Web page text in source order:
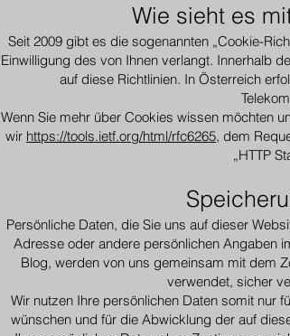
Wie sieht es
Seit 2009 gibt es die sogenannten „Cookie-
Einwilligung des von Ihnen verlangt. Innerhalb
auf diese Richtlinien. In Österreich
Wenn Sie mehr über Cookies wissen möchten
wir https://tools.ietf.org/html/rfc6265, dem
„HTTP
Persönliche Daten, die Sie uns auf dieser
Adresse oder andere persönlichen Angaben
Blog, werden von uns gemeinsam mit dem
verwendet, sicher
Wir nutzen Ihre persönlichen Daten somit nur
wünschen und für die Abwicklung der auf